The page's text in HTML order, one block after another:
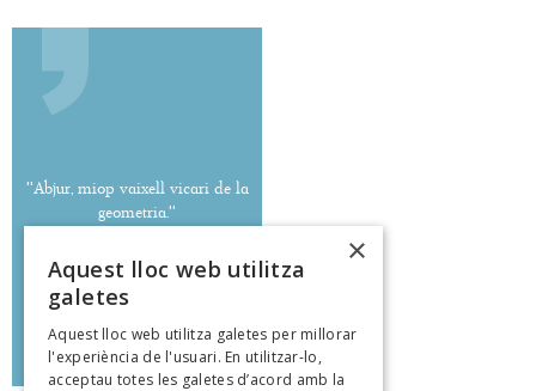
''Abjur, miop vaixell vicari de la
geometria.''
Andreu Cloquell
poeteca.cat
×
Aquest lloc web utilitza
galetes
Aquest lloc web utilitza galetes per millorar
l'experiència de l'usuari. En utilitzar-lo,
acceptau totes les galetes d’acord amb la